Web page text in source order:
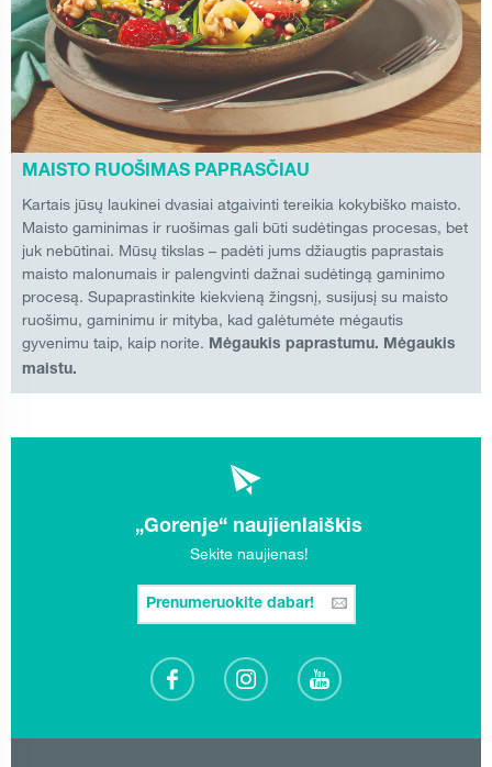
MAISTO RUOŠIMAS PAPRASČIAU
Kartais jūsų laukinei dvasiai atgaivinti tereikia kokybiško maisto.
Maisto gaminimas ir ruošimas gali būti sudėtingas procesas, bet
juk nebūtinai. Mūsų tikslas – padėti jums džiaugtis paprastais
maisto malonumais ir palengvinti dažnai sudėtingą gaminimo
procesą. Supaprastinkite kiekvieną žingsnį, susijusį su maisto
ruošimu, gaminimu ir mityba, kad galėtumėte mėgautis
gyvenimu taip, kaip norite. Mėgaukis paprastumu. Mėgaukis
maistu.
„Gorenje“ naujienlaiškis
Sekite naujienas!
Prenumeruokite dabar!